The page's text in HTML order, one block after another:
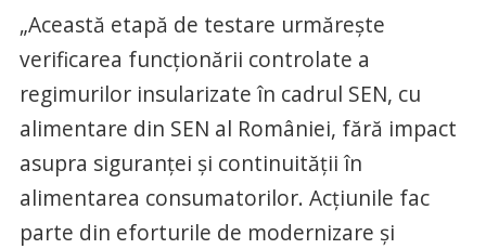
„Această etapă de testare urmărește
verificarea funcționării controlate a
regimurilor insularizate în cadrul SEN, cu
alimentare din SEN al României, fără impact
asupra siguranței și continuității în
alimentarea consumatorilor. Acțiunile fac
parte din eforturile de modernizare și